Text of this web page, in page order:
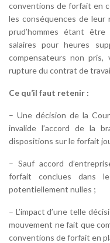
conventions de forfait en
les conséquences de leur
prud’hommes étant
salaires pour heures
compensateurs non pris,
rupture du contrat de
Ce qu’il faut retenir :
– Une décision de la
invalide l’accord de la
dispositions sur le forfait
– Sauf accord
forfait conclues dans
potentiellement nulles ;
– L’impact d’une telle
mouvement ne fait que
conventions de forfait en